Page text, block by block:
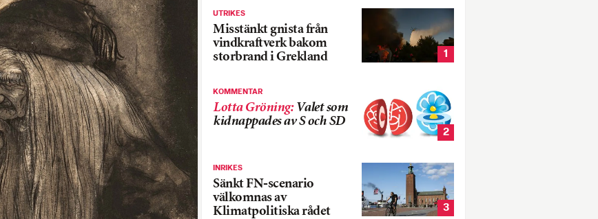
UTRIKES
Misstänkt gnista från
vindkraftverk bakom
storbrand i Grekland
1
KOMMENTAR
Lotta Gröning: Valet som
kidnappades av S och SD
2
INRIKES
Sänkt FN-scenario
välkomnas av
Klimatpolitiska rådet
3